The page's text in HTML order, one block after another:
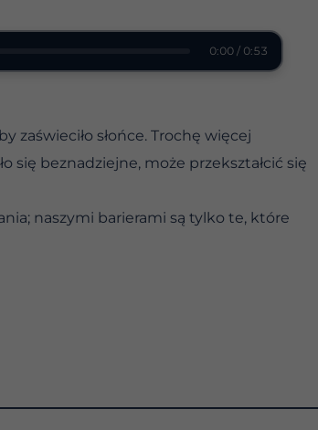
0:00 / 0:53
zaświeciło słońce. Trochę więcej
się beznadziejne, może przekształcić się
naszymi barierami są tylko te, które